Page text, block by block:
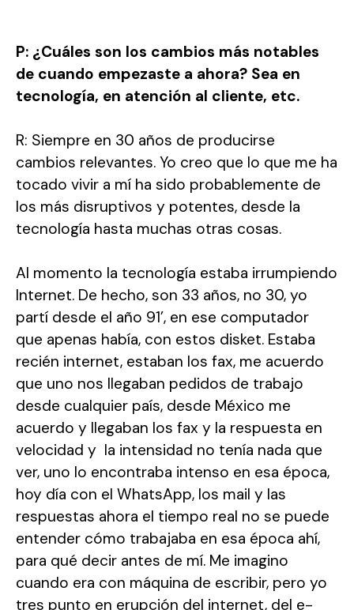
P: ¿Cuáles son los cambios más notables
de cuando empezaste a ahora? Sea en
tecnología, en atención al cliente, etc.
R: Siempre en 30 años de producirse
cambios relevantes. Yo creo que lo que me ha
tocado vivir a mí ha sido probablemente de
los más disruptivos y potentes, desde la
tecnología hasta muchas otras cosas.
Al momento la tecnología estaba irrumpiendo
Internet. De hecho, son 33 años, no 30, yo
partí desde el año 91’, en ese computador
que apenas había, con estos disket. Estaba
recién internet, estaban los fax, me acuerdo
que uno nos llegaban pedidos de trabajo
desde cualquier país, desde México me
acuerdo y llegaban los fax y la respuesta en
velocidad y la intensidad no tenía nada que
ver, uno lo encontraba intenso en esa época,
hoy día con el WhatsApp, los mail y las
respuestas ahora el tiempo real no se puede
entender cómo trabajaba en esa época ahí,
para qué decir antes de mí. Me imagino
cuando era con máquina de escribir, pero yo
tres punto en erupción del internet, del e-